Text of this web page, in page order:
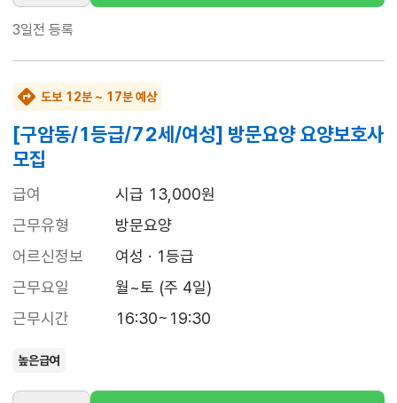
3일전 등록
도보 12분 ~ 17분 예상
[구암동/1등급/72세/여성] 방문요양 요양보호사
모집
급여
시급 13,000원
근무유형
방문요양
어르신정보
여성 · 1등급
근무요일
월~토 (주 4일)
근무시간
16:30~19:30
높은급여